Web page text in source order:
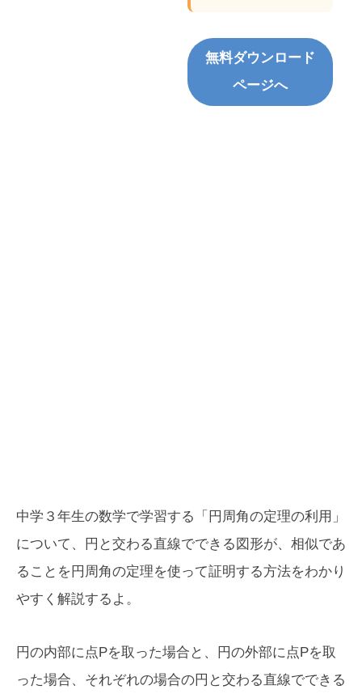
無料ダウンロード
ページへ
中学３年生の数学で学習する「円周角の定理の利用」
について、円と交わる直線でできる図形が、相似であ
ることを円周角の定理を使って証明する方法をわかり
やすく解説するよ。
円の内部に点Pを取った場合と、円の外部に点Pを取
った場合、それぞれの場合の円と交わる直線でできる